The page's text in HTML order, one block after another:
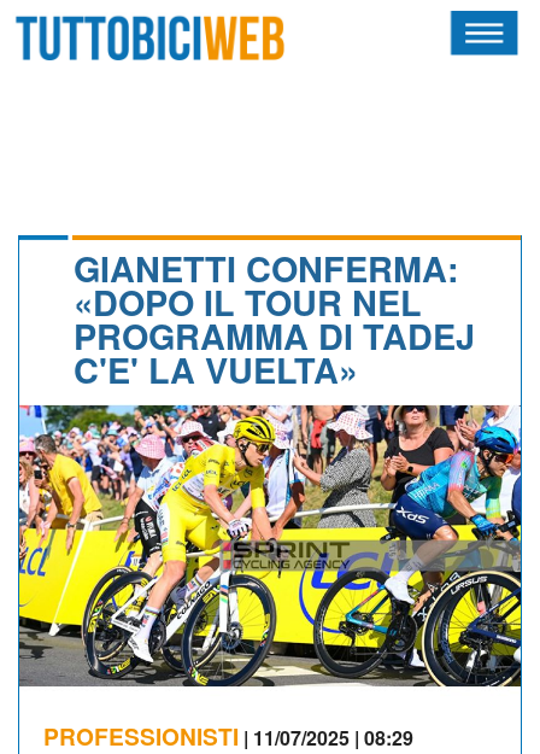
CALENDARIO
ALBI D'ORO
NEWSLETTER
GIANETTI CONFERMA:
«DOPO IL TOUR NEL
PROGRAMMA DI TADEJ
C'E' LA VUELTA»
PROFESSIONISTI | 11/07/2025 | 08:29